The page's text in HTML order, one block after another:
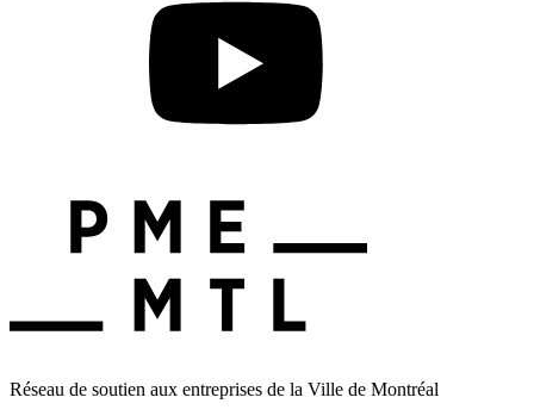
Réseau de soutien aux entreprises de la Ville de Montréal